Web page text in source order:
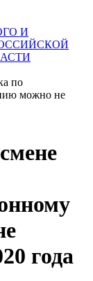
года
И
по
можно не